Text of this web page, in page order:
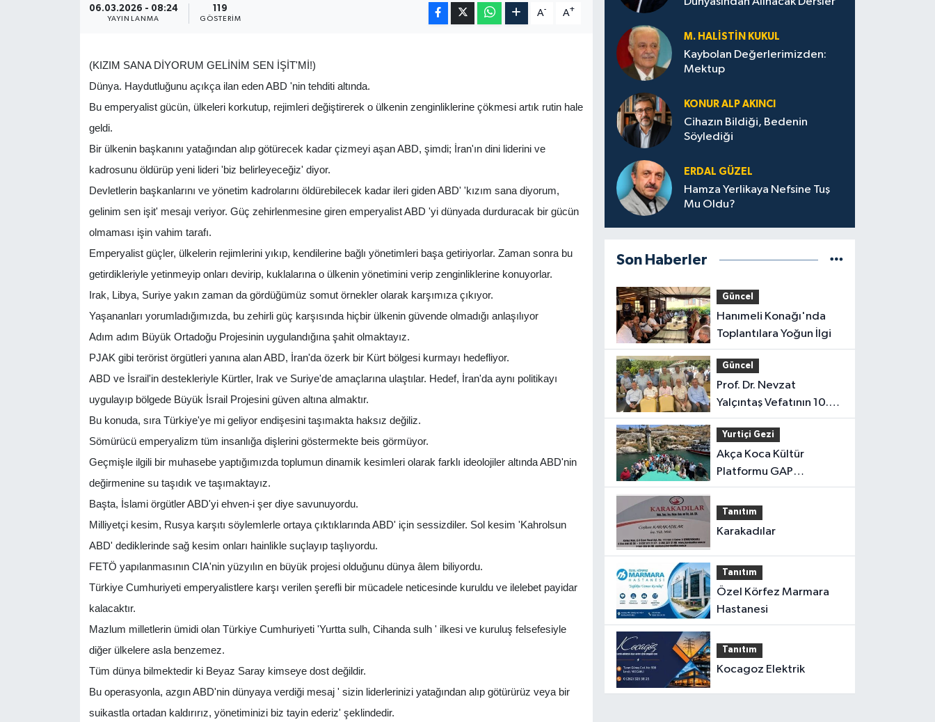
06.03.2026 - 08:24
YAYINLANMA
119
GÖSTERIM
A- A+
(KIZIM SANA DİYORUM GELİNİM SEN İŞİT'Mİ!)
Dünya. Haydutluğunu açıkça ilan eden ABD 'nin tehditi altında.
Bu emperyalist gücün, ülkeleri korkutup, rejimleri değiştirerek o ülkenin zenginliklerine çökmesi artık rutin hale
geldi.
Bir ülkenin başkanını yatağından alıp götürecek kadar çizmeyi aşan ABD, şimdi; İran'ın dini liderini ve
kadrosunu öldürüp yeni lideri 'biz belirleyeceğiz' diyor.
Devletlerin başkanlarını ve yönetim kadrolarını öldürebilecek kadar ileri giden ABD' 'kızım sana diyorum,
gelinim sen işit' mesajı veriyor. Güç zehirlenmesine giren emperyalist ABD 'yi dünyada durduracak bir gücün
olmaması işin vahim tarafı.
Emperyalist güçler, ülkelerin rejimlerini yıkıp, kendilerine bağlı yönetimleri başa getiriyorlar. Zaman sonra bu
getirdikleriyle yetinmeyip onları devirip, kuklalarına o ülkenin yönetimini verip zenginliklerine konuyorlar.
Irak, Libya, Suriye yakın zaman da gördüğümüz somut örnekler olarak karşımıza çıkıyor.
Yaşananları yorumladığımızda, bu zehirli güç karşısında hiçbir ülkenin güvende olmadığı anlaşılıyor
Adım adım Büyük Ortadoğu Projesinin uygulandığına şahit olmaktayız.
PJAK gibi terörist örgütleri yanına alan ABD, İran'da özerk bir Kürt bölgesi kurmayı hedefliyor.
ABD ve İsrail'in destekleriyle Kürtler, Irak ve Suriye'de amaçlarına ulaştılar. Hedef, İran'da aynı politikayı
uygulayıp bölgede Büyük İsrail Projesini güven altına almaktır.
Bu konuda, sıra Türkiye'ye mi geliyor endişesini taşımakta haksız değiliz.
Sömürücü emperyalizm tüm insanlığa dişlerini göstermekte beis görmüyor.
Geçmişle ilgili bir muhasebe yaptığımızda toplumun dinamik kesimleri olarak farklı ideolojiler altında ABD'nin
değirmenine su taşıdık ve taşımaktayız.
Başta, İslami örgütler ABD'yi ehven-i şer diye savunuyordu.
Milliyetçi kesim, Rusya karşıtı söylemlerle ortaya çıktıklarında ABD' için sessizdiler. Sol kesim 'Kahrolsun
ABD' dediklerinde sağ kesim onları hainlikle suçlayıp taşlıyordu.
FETÖ yapılanmasının CIA'nin yüzyılın en büyük projesi olduğunu dünya âlem biliyordu.
Türkiye Cumhuriyeti emperyalistlere karşı verilen şerefli bir mücadele neticesinde kuruldu ve ilelebet payidar
kalacaktır.
Mazlum milletlerin ümidi olan Türkiye Cumhuriyeti 'Yurtta sulh, Cihanda sulh ' ilkesi ve kuruluş felsefesiyle
diğer ülkelere asla benzemez.
Tüm dünya bilmektedir ki Beyaz Saray kimseye dost değildir.
Bu operasyonla, azgın ABD'nin dünyaya verdiği mesaj ' sizin liderlerinizi yatağından alıp götürürüz veya bir
suikastla ortadan kaldırırız, yönetiminizi biz tayin ederiz' şeklindedir.
M. HALISTIN KUKUL
Kaybolan Değerlerimizden:
Mektup
KONUR ALP AKINCI
Cihazın Bildiği, Bedenin
Söylediği
ERDAL GÜZEL
Hamza Yerlikaya Nefsine Tuş
Mu Oldu?
Son Haberler
Güncel
Hanımeli Konağı'nda
Toplantılara Yoğun İlgi
Güncel
Prof. Dr. Nevzat
Yalçıntaş Vefatının 10.
Yılında Anıldı
Yurtiçi Gezi
Akça Koca Kültür
Platformu GAP
Gezisinden Döndü
Tanıtım
Karakadılar
Tanıtım
Özel Körfez Marmara
Hastanesi
Tanıtım
Kocagoz Elektrik
Yönetim Kurulu
Yüksek İstişare Kurulu